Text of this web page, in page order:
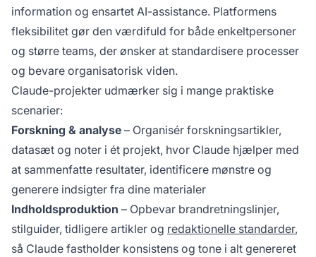
information og ensartet AI-assistance. Platformens
fleksibilitet gør den værdifuld for både enkeltpersoner
og større teams, der ønsker at standardisere processer
og bevare organisatorisk viden.
Claude-projekter udmærker sig i mange praktiske
scenarier:
Forskning & analyse – Organisér forskningsartikler,
datasæt og noter i ét projekt, hvor Claude hjælper med
at sammenfatte resultater, identificere mønstre og
generere indsigter fra dine materialer
Indholdsproduktion – Opbevar brandretningslinjer,
stilguider, tidligere artikler og redaktionelle standarder,
så Claude fastholder konsistens og tone i alt genereret